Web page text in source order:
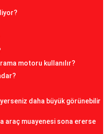
motoru kullanılır?
daha büyük görünebilir
araç muayenesi sona ererse